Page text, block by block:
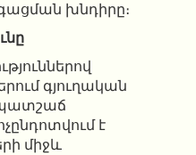
խնդիրը։
գյուղական
պատշաճ
է
միջև